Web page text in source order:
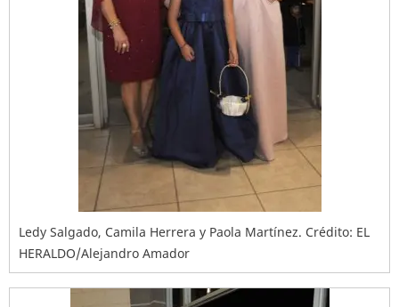
Ledy Salgado, Camila Herrera y Paola Martínez. Crédito: EL
HERALDO/Alejandro Amador